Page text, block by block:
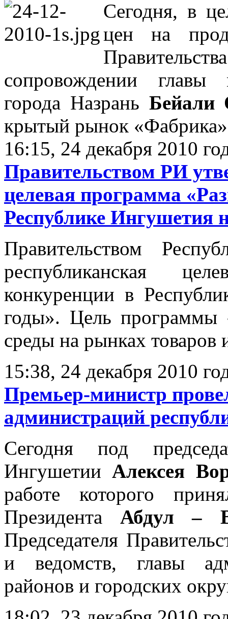
Сегодня, в
цен на
сопровождении главы
города Назрань Бейали
крытый рынок
16:15, 24 декабря 2010
Правительством РИ
целевая программа
Республике Ингушетия
Правительством
республиканская
конкуренции в
годы». Цель программы
среды на рынках товаров
15:38, 24 декабря 2010
Премьер-министр
администраций
Сегодня под
ИнгушетииАлексея
работе которого
ПрезидентаАбдул –
Председателя
и ведомств, главы
районов и городских